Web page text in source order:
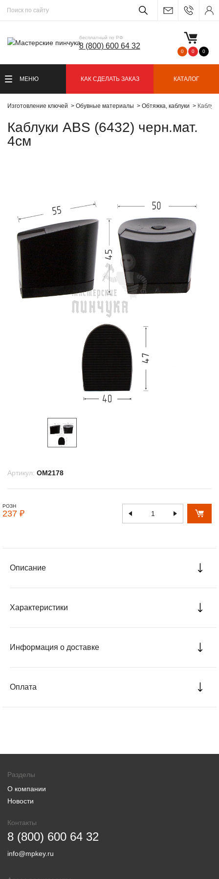
бесплатный по РФ
8 (800) 600 64 32
0 0 0
МЕНЮ КАК СДЕЛАТЬ ЗАКАЗ КАТАЛОГ
Изготовление ключей Обувные материалы Обтяжка, каблуки
Каблуки ABS (6432) черн.мат.
4см
Артикул: OM2178
РОЗН
237 ₽
Описание
Характеристики
Информация о доставке
Оплата
Разделы
О компании
Новости
Контакты
8 (800) 600 64 32
info@mpkey.ru